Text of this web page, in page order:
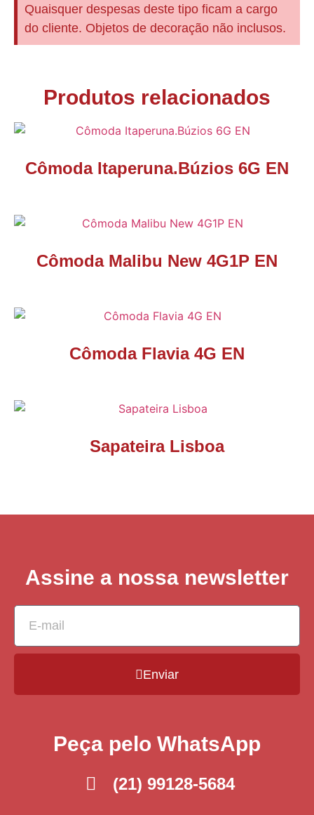
Quaisquer despesas deste tipo ficam a cargo
do cliente. Objetos de decoração não inclusos.
Produtos relacionados
Cômoda Itaperuna.Búzios 6G EN
Cômoda Malibu New 4G1P EN
Cômoda Flavia 4G EN
Sapateira Lisboa
Assine a nossa newsletter
Enviar
Peça pelo WhatsApp
(21) 99128-5684